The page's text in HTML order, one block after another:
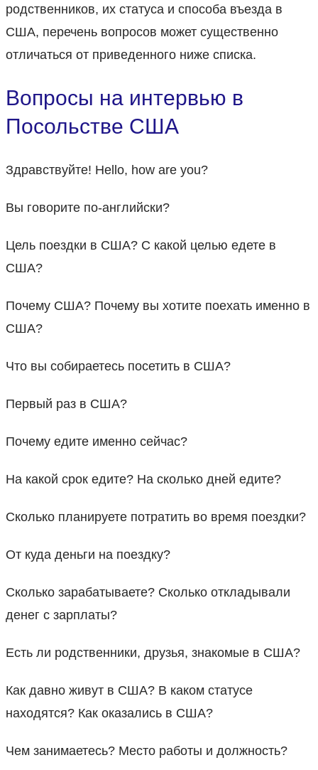
родственников, их статуса и способа въезда в
США, перечень вопросов может существенно
отличаться от приведенного ниже списка.
Вопросы на интервью в
Посольстве США
Здравствуйте! Hello, how are you?
Вы говорите по-английски?
Цель поездки в США? С какой целью едете в
США?
Почему США? Почему вы хотите поехать именно в
США?
Что вы собираетесь посетить в США?
Первый раз в США?
Почему едите именно сейчас?
На какой срок едите? На сколько дней едите?
Сколько планируете потратить во время поездки?
От куда деньги на поездку?
Сколько зарабатываете? Сколько откладывали
денег с зарплаты?
Есть ли родственники, друзья, знакомые в США?
Как давно живут в США? В каком статусе
находятся? Как оказались в США?
Чем занимаетесь? Место работы и должность?